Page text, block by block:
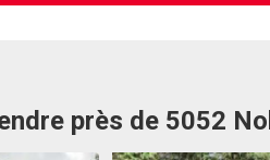
près de 5052